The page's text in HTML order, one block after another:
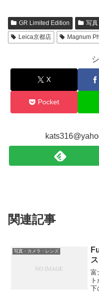
GR Limited Edition 写
Leica京都店
Magnum
X
Pocket
関連記事
写真・カメラ・レンズ
富
下